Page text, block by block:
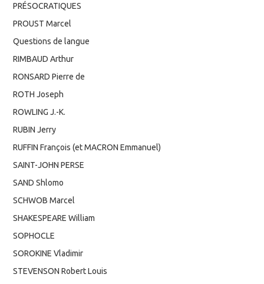
PRÉSOCRATIQUES
PROUST Marcel
Questions de langue
RIMBAUD Arthur
RONSARD Pierre de
ROTH Joseph
ROWLING J.-K.
RUBIN Jerry
RUFFIN François (et MACRON Emmanuel)
SAINT-JOHN PERSE
SAND Shlomo
SCHWOB Marcel
SHAKESPEARE William
SOPHOCLE
SOROKINE Vladimir
STEVENSON Robert Louis